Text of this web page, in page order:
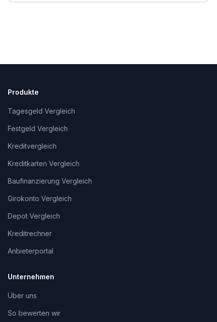
Produkte
Tagesgeld Vergleich
Festgeld Vergleich
Kreditvergleich
Kreditkarten Vergleich
Baufinanzierung Vergleich
Girokonto Vergleich
Depot Vergleich
Kreditrechner
Anbieterportal
Unternehmen
Über uns
So bewerten wir